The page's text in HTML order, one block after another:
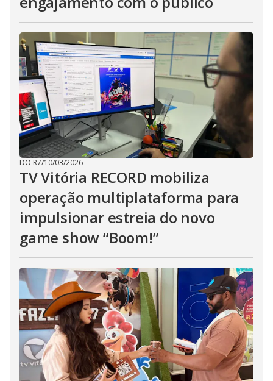
DO R7/10/03/2026
TV Vitória RECORD mobiliza
operação multiplataforma para
impulsionar estreia do novo
game show “Boom!”